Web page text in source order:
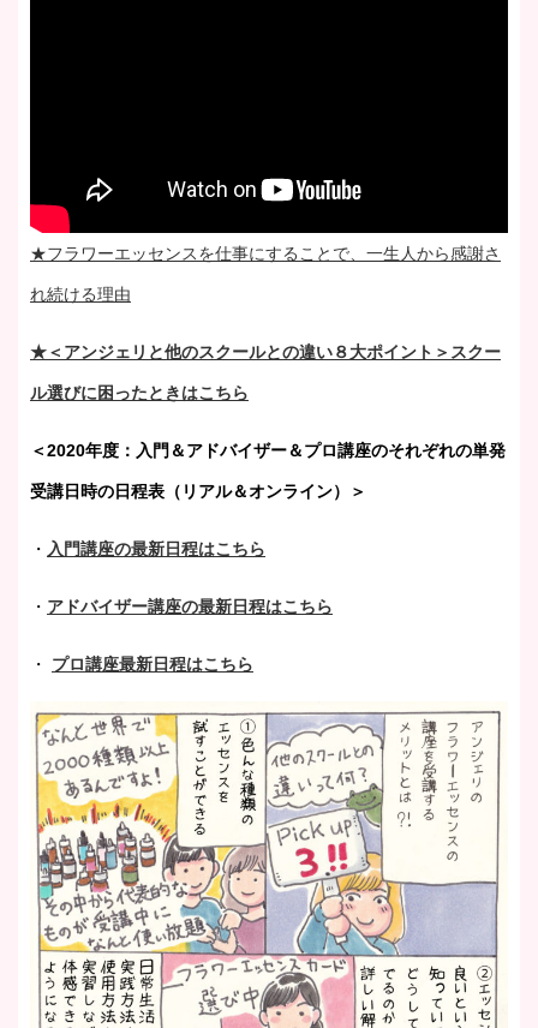
★フラワーエッセンスを仕事にすることで、一生人から感謝さ
れ続ける理由
★＜アンジェリと他のスクールとの違い８大ポイント＞スクー
ル選びに困ったときはこちら
＜2020年度：入門＆アドバイザー＆プロ講座のそれぞれの単発
受講日時の日程表（リアル＆オンライン）＞
・ 入門講座の最新日程はこちら
・ アドバイザー講座の最新日程はこちら
・ プロ講座最新日程はこちら